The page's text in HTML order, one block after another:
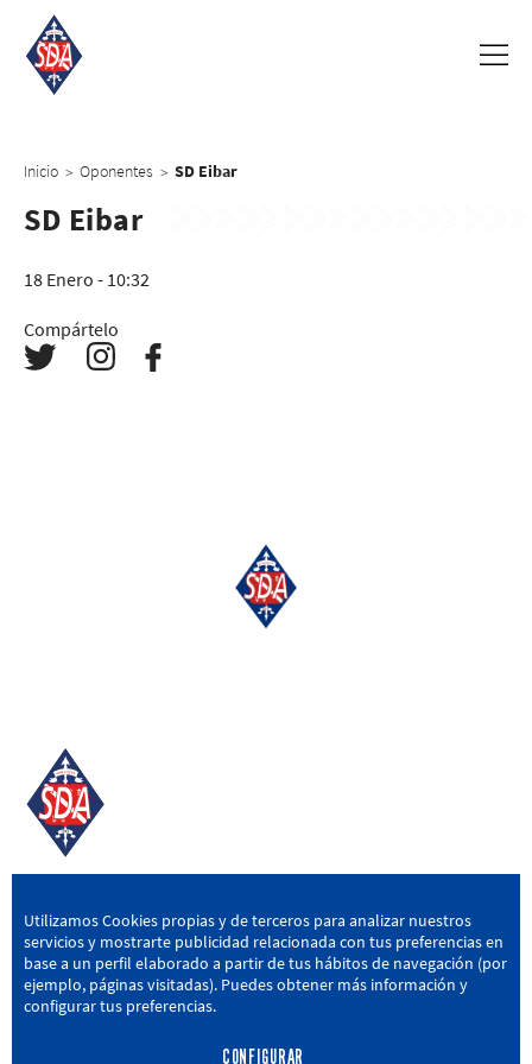
Inicio > Oponentes > SD Eibar
SD Eibar
18 Enero - 10:32
Compártelo
SD AMOREBIETA
San Miguel Kalea, 16, 48340 Amorebieta, Bizkaia
946 604 751 | sda@sdamorebieta.eus
Utilizamos Cookies propias y de terceros para analizar nuestros
servicios y mostrarte publicidad relacionada con tus preferencias en
base a un perfil elaborado a partir de tus hábitos de navegación (por
ejemplo, páginas visitadas). Puedes obtener más información y
configurar tus preferencias.
CONFIGURAR